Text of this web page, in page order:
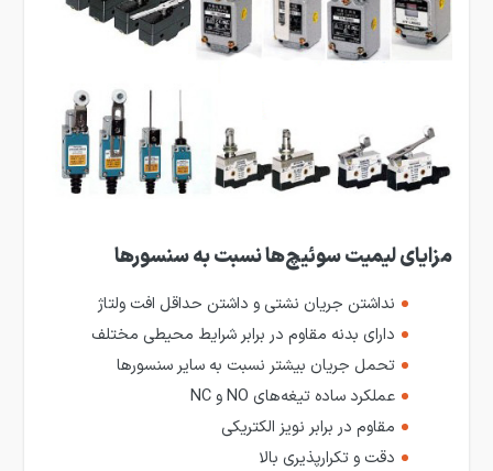
مزایای لیمیت سوئیچ‌ها نسبت به سنسورها
نداشتن جریان نشتی و داشتن حداقل افت ولتاژ
دارای بدنه مقاوم در برابر شرایط محیطی مختلف
تحمل جریان بیشتر نسبت به سایر سنسورها
عملکرد ساده تیغه‌های NO و NC
مقاوم در برابر نویز الکتریکی
دقت و تکرارپذیری بالا